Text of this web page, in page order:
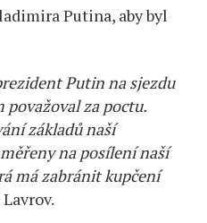
Putina, aby byl
Putin na sjezdu
považoval za poctu.
základů naší
na posílení naší
má zabránit kupčení